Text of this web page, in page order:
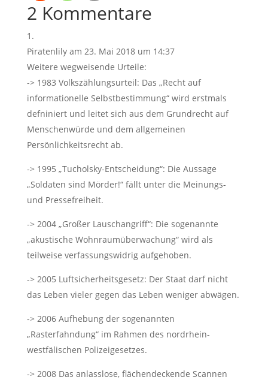
2 Kommentare
Piratenlily am 23. Mai 2018 um 14:37
Weitere wegweisende Urteile:
-> 1983 Volkszählungsurteil: Das „Recht auf
informationelle Selbstbestimmung“ wird erstmals
defniniert und leitet sich aus dem Grundrecht auf
Menschenwürde und dem allgemeinen
Persönlichkeitsrecht ab.
-> 1995 „Tucholsky-Entscheidung“: Die Aussage
„Soldaten sind Mörder!“ fällt unter die Meinungs-
und Pressefreiheit.
-> 2004 „Großer Lauschangriff“: Die sogenannte
„akustische Wohnraumüberwachung“ wird als
teilweise verfassungswidrig aufgehoben.
-> 2005 Luftsicherheitsgesetz: Der Staat darf nicht
das Leben vieler gegen das Leben weniger abwägen.
-> 2006 Aufhebung der sogenannten
„Rasterfahndung“ im Rahmen des nordrhein-
westfälischen Polizeigesetzes.
-> 2008 Das anlasslose, flächendeckende Scannen